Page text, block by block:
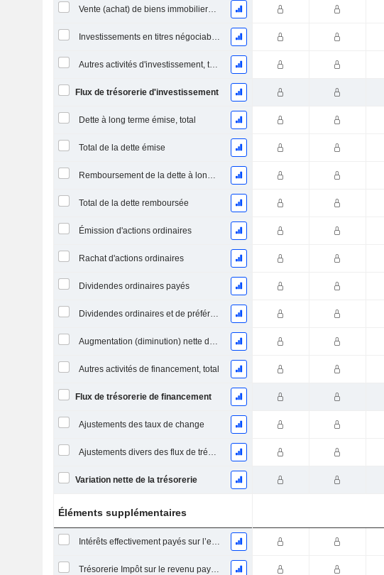
Vente (achat) de biens immobiliers (perçus)
Investissements en titres négociables et en actions, total
Autres activités d'investissement, total
Flux de trésorerie d'investissement
Dette à long terme émise, total
Total de la dette émise
Remboursement de la dette à long terme, total
Total de la dette remboursée
Émission d'actions ordinaires
Rachat d'actions ordinaires
Dividendes ordinaires payés
Dividendes ordinaires et de préférence payés
Augmentation (diminution) nette des comptes de dépôt - (CF)
Autres activités de financement, total
Flux de trésorerie de financement
Ajustements des taux de change
Ajustements divers des flux de trésorerie
Variation nette de la trésorerie
Éléments supplémentaires
Intérêts effectivement payés sur l’exercice
Trésorerie Impôt sur le revenu payé (remboursement)Impôt effectivement payé (remboursé) sur l’exercice